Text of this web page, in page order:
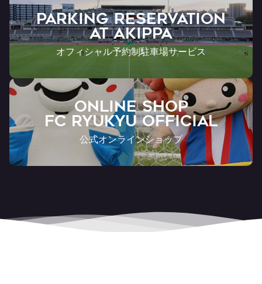
PARKING RESERVATION
AT Akippa
オフィシャル予約制駐車場サービス
ONLINE SHOP
FC RYUKYU OFFICIAL
公式オンラインショップ